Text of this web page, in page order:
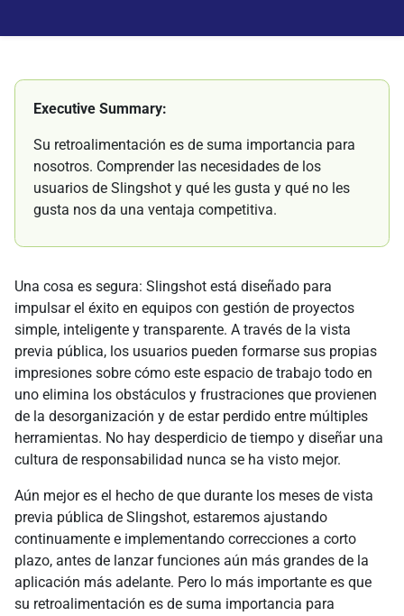
Executive Summary:
Su retroalimentación es de suma importancia para
nosotros. Comprender las necesidades de los
usuarios de Slingshot y qué les gusta y qué no les
gusta nos da una ventaja competitiva.
Una cosa es segura: Slingshot está diseñado para
impulsar el éxito en equipos con gestión de proyectos
simple, inteligente y transparente. A través de la vista
previa pública, los usuarios pueden formarse sus propias
impresiones sobre cómo este espacio de trabajo todo en
uno elimina los obstáculos y frustraciones que provienen
de la desorganización y de estar perdido entre múltiples
herramientas. No hay desperdicio de tiempo y diseñar una
cultura de responsabilidad nunca se ha visto mejor.
Aún mejor es el hecho de que durante los meses de vista
previa pública de Slingshot, estaremos ajustando
continuamente e implementando correcciones a corto
plazo, antes de lanzar funciones aún más grandes de la
aplicación más adelante. Pero lo más importante es que
su retroalimentación es de suma importancia para